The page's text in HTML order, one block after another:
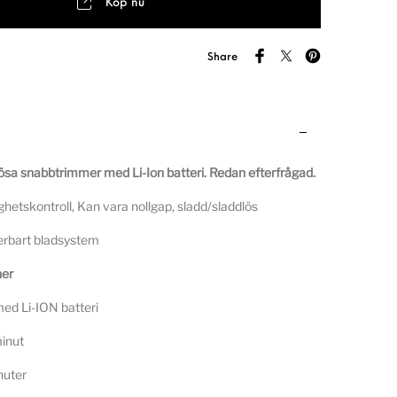
Köp nu
Share
snabbtrimmer med Li-Ion batteri. Redanefterfrågad.
Kan vara nollgap, sladd/sladdlös
bladsystem
Li-ION batteri